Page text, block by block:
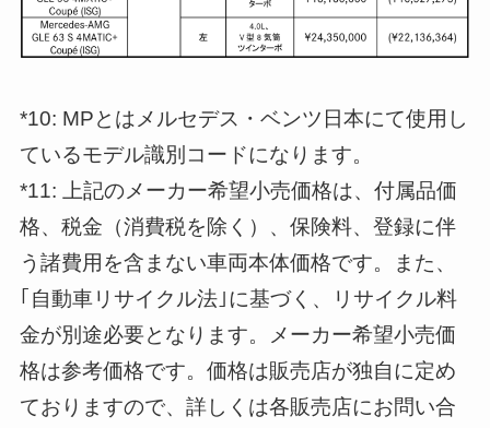
*10: MPとはメルセデス・ベンツ日本にて使用し
ているモデル識別コードになります。
*11: 上記のメーカー希望小売価格は、付属品価
格、税金（消費税を除く）、保険料、登録に伴
う諸費用を含まない車両本体価格です。また、
｢自動車リサイクル法｣に基づく、リサイクル料
金が別途必要となります。メーカー希望小売価
格は参考価格です。価格は販売店が独自に定め
ておりますので、詳しくは各販売店にお問い合